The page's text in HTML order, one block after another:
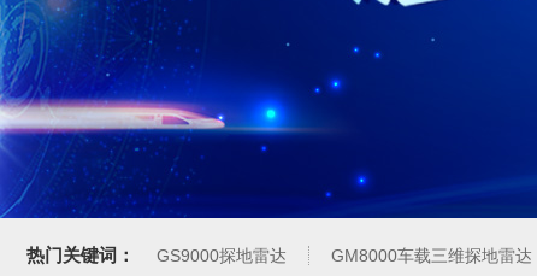
热门关键词： GS9000探地雷达 GM8000车载三维探地雷达